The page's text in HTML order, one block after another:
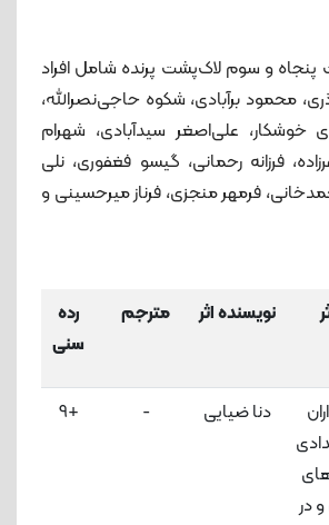
پنجاه و سوم لاک‌پشت پرنده شامل افراد
محمود برآبادی، شکوه حاجی‌نصرالله،
خوشکار، علی‌اصغر سیدآبادی، شهرام
فرزانه رحمانی، گیسو فغفوری، نلی
فرمهر منجزی، فرناز میرحسینی و
نویسنده اثر مترجم
رده
سنی
در
دنا ضیایی -
+9